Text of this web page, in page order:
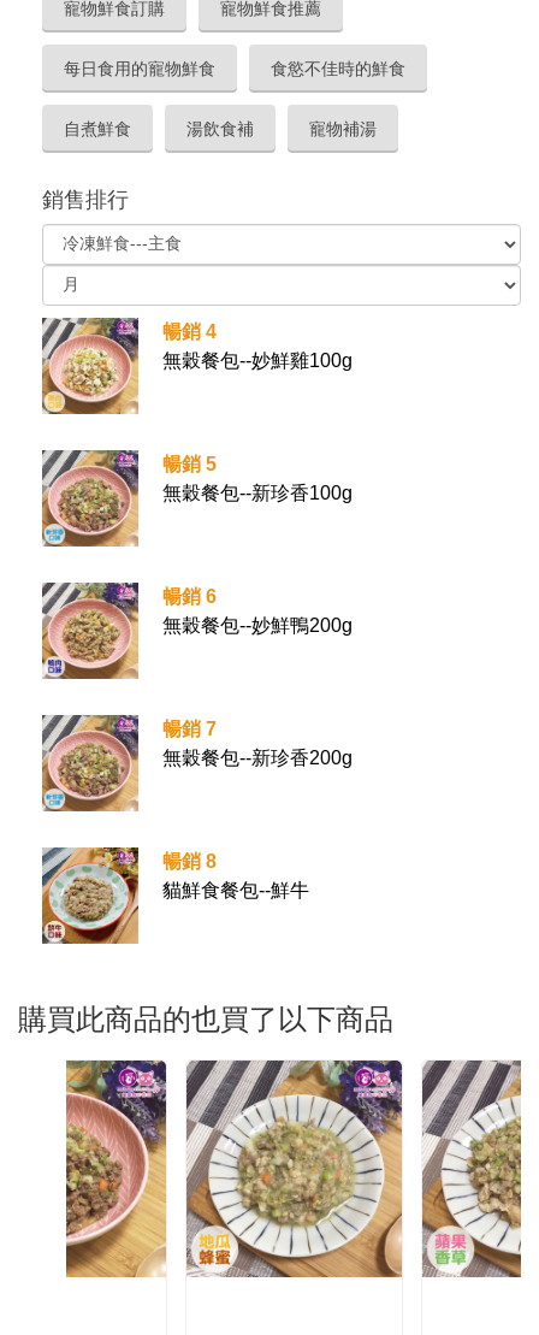
寵物鮮食訂購 寵物鮮食推薦
每日食用的寵物鮮食 食慾不佳時的鮮食
自煮鮮食 湯飲食補 寵物補湯
銷售排行
暢銷 4
無穀餐包--妙鮮雞100g
暢銷 5
無穀餐包--新珍香100g
暢銷 6
無穀餐包--妙鮮鴨200g
暢銷 7
無穀餐包--新珍香200g
暢銷 8
貓鮮食餐包--鮮牛
購買此商品的也買了以下商品